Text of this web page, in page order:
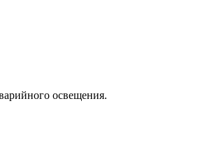
освещения.